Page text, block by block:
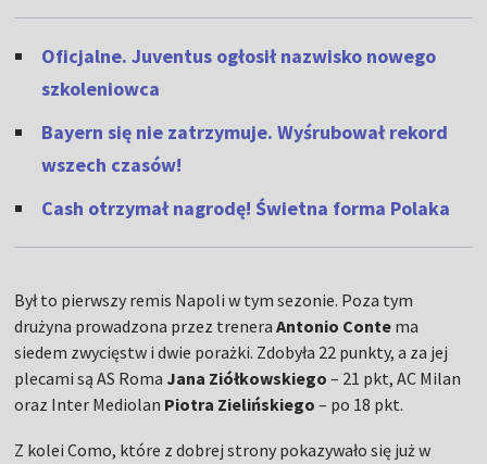
Oficjalne. Juventus ogłosił nazwisko nowego
szkoleniowca
Bayern się nie zatrzymuje. Wyśrubował rekord
wszech czasów!
Cash otrzymał nagrodę! Świetna forma Polaka
Był to pierwszy remis Napoli w tym sezonie. Poza tym
drużyna prowadzona przez treneraAntonio Conte ma
siedem zwycięstw i dwie porażki. Zdobyła 22 punkty, a za jej
plecami są AS Roma Jana Ziółkowskiego – 21 pkt, AC Milan
oraz Inter Mediolan Piotra Zielińskiego – po 18 pkt.
Z kolei Como, które z dobrej strony pokazywało się już w